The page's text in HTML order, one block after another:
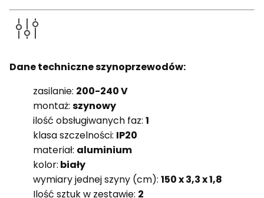
Dane techniczne szynoprzewodów:
zasilanie: 200-240 V
montaż: szynowy
ilość obsługiwanych faz: 1
klasa szczelności: IP20
materiał: aluminium
kolor: biały
wymiary jednej szyny (cm): 150 x 3,3 x 1,8
Ilość sztuk w zestawie: 2